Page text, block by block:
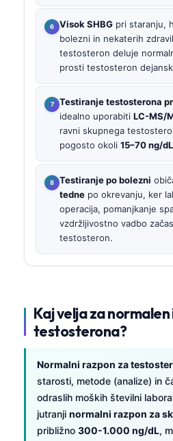
Visok SHBG pri staranju,
bolezni in nekaterih
testosteron deluje
prosti testosteron
Testiranje testosterona
idealno uporabiti LC-MS/
ravni skupnega
pogosto okoli 15–70 ng/dL
Testiranje po bolezni
tedne po okrevanju, ker
operacija, pomanjkanje
vzdržljivostno vadbo
testosteron.
Kaj velja za normalen
testosterona?
Normalni razpon za
starosti, metode (analize) in
odraslih moških številni
jutranji normalni razpon za
približno 300-1.000 ng/dL,